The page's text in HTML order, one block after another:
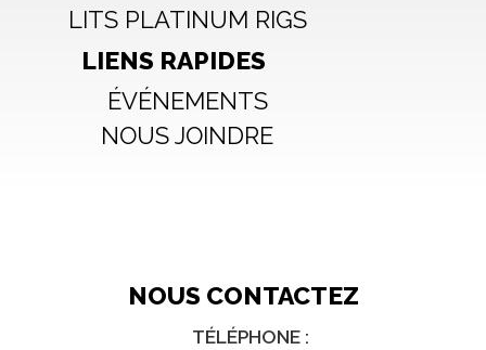
LITS PLATINUM RIGS
LIENS RAPIDES
ÉVÉNEMENTS
NOUS JOINDRE
NOUS CONTACTEZ
TÉLÉPHONE :